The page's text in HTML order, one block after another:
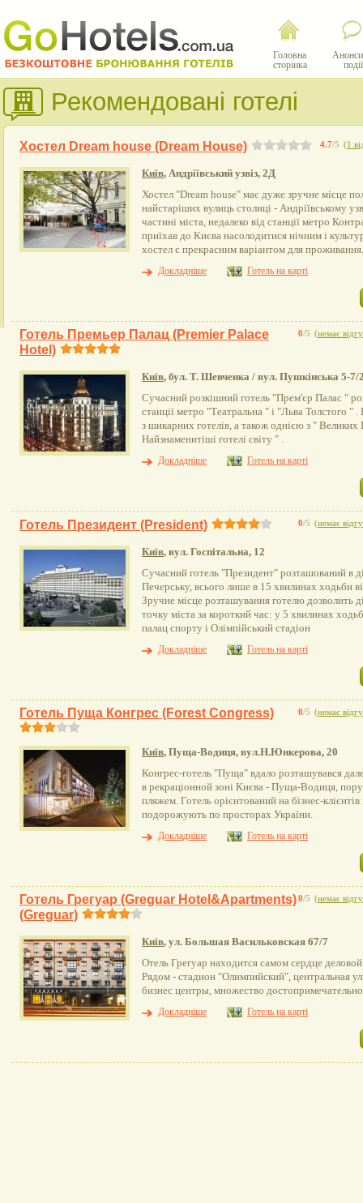
Головна
сторінка
події
Рекомендовані готелі
4.7/5 (1
Хостел Dream house (Dream House)
Київ, Андріївський узвіз, 2Д
Хостел "Dream house" має дуже зручне місце
найстаріших вулиць столиці - Андріївському
частині міста, недалеко від станції метро
приїхав до Києва насолодитися нічним і
хостел є прекрасним варіантом для проживання.
Докладніше
Готель на карті
0/5 (немає
Готель Премьер Палац (Premier Palace
Hotel)
Київ, бул. Т. Шевченка / вул. Пушкінська 5-7/
Сучасний розкішний готель "Прем'єр Палас "
станції метро "Театральна " і "Льва Толстого "
з шикарних готелів, а також однією з " Великих
Найзнаменитіші готелі світу " .
Докладніше
Готель на карті
0/5 (немає
Готель Президент (Рresident)
Київ, вул. Госпітальна, 12
Сучасний готель "Президент" розташований в
Печерську, всього лише в 15 хвилинах ходьби
Зручне місце розташування готелю дозволить
точку міста за короткий час: у 5 хвилинах
палац спорту і Олімпійський стадіон
Докладніше
Готель на карті
0/5 (немає
Готель Пуща Конгрес (Forest Congress)
Київ, Пуща-Водиця, вул.Н.Юнкерова, 20
Конгрес-готель "Пуща" вдало розташувався
в рекраціонной зоні Києва - Пуща-Водиця,
пляжем. Готель орієнтований на бізнес-клієнтів
подорожують по просторах України.
Докладніше
Готель на карті
0/5 (немає
Готель Грегуар (Greguar Hotel&Apartments)
(Greguar)
Київ, ул. Большая Васильковская 67/7
Отель Грегуар находится самом сердце
Рядом - стадион "Олимпийский", центральная
бизнес центры, множество
Докладніше
Готель на карті